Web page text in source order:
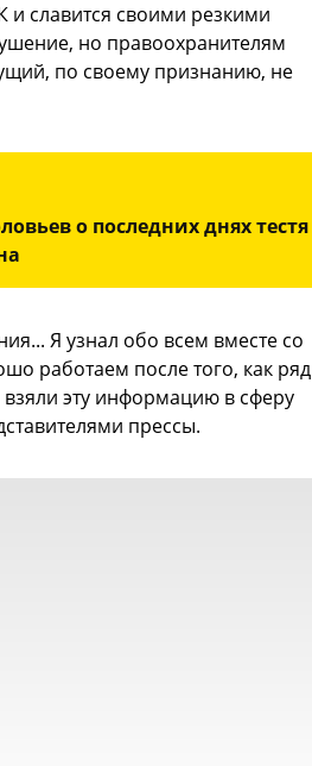
славится своими резкими
но правоохранителям
по своему признанию, не
о последних днях тестя
Я узнал обо всем вместе со
работаем после того, как ряд
эту информацию в сферу
прессы.